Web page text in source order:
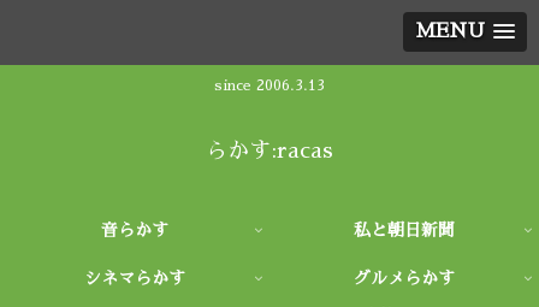
MENU
since 2006.3.13
らかす:racas
音らかす 私と朝日新聞
シネマらかす グルメらかす